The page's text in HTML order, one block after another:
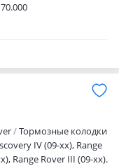
Тормозные колодки
IV (09-xx), Range
Range Rover III (09-xx).